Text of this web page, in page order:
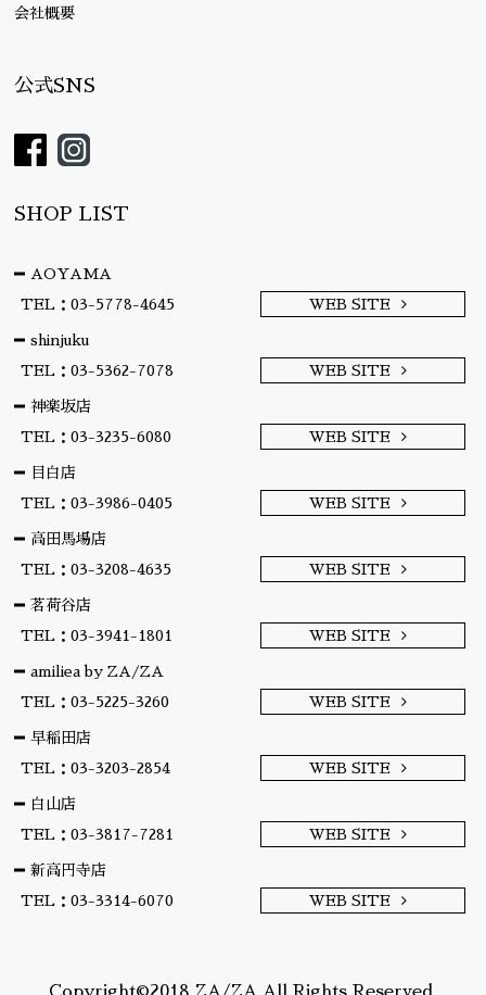
会社概要
公式SNS
SHOP LIST
AOYAMA
TEL：03-5778-4645
WEB SITE
shinjuku
TEL：03-5362-7078
WEB SITE
神楽坂店
TEL：03-3235-6080
WEB SITE
目白店
TEL：03-3986-0405
WEB SITE
高田馬場店
TEL：03-3208-4635
WEB SITE
茗荷谷店
TEL：03-3941-1801
WEB SITE
amiliea by ZA/ZA
TEL：03-5225-3260
WEB SITE
早稲田店
TEL：03-3203-2854
WEB SITE
白山店
TEL：03-3817-7281
WEB SITE
新高円寺店
TEL：03-3314-6070
WEB SITE